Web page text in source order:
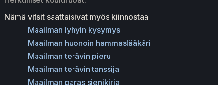
Nämä vitsit saattaisivat myös kiinnostaa
Maailman lyhyin kysymys
Maailman huonoin hammaslääkäri
Maailman terävin pieru
Maailman terävin tanssija
Maailman paras sienikirja